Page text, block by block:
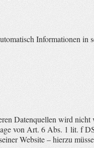
Informationen
Datenquellen wird nicht
von Art. 6 Abs. 1 lit. f
Website – hierzu